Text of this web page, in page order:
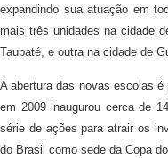
expandindo sua atuação em
mais três unidades na cidade
Taubaté, e outra na cidade de
A abertura das novas escolas
em 2009 inaugurou cerca de
série de ações para atrair os
do Brasil como sede da Copa